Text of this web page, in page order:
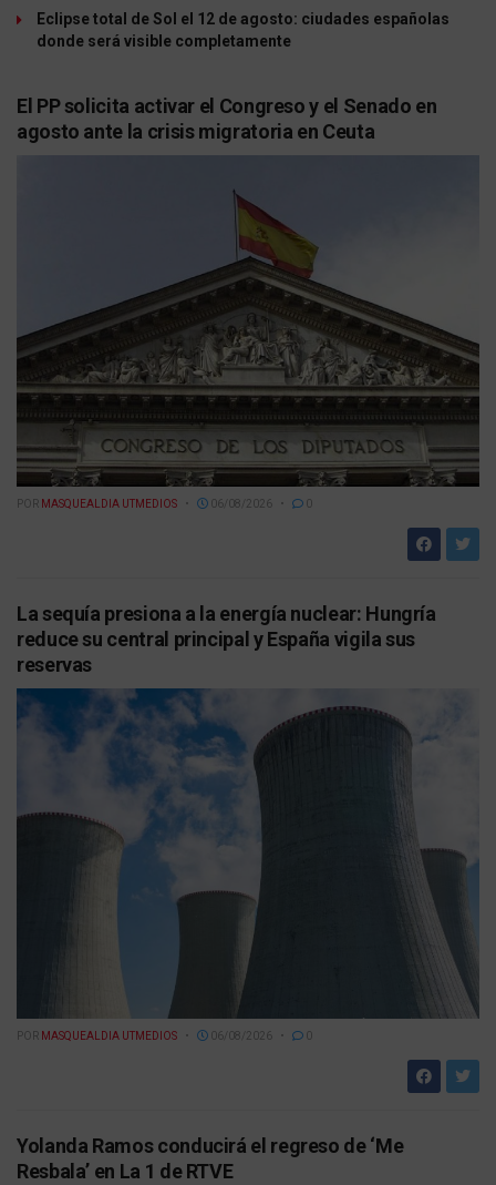
Eclipse total de Sol el 12 de agosto: ciudades españolas
donde será visible completamente
El PP solicita activar el Congreso y el Senado en
agosto ante la crisis migratoria en Ceuta
POR MASQUEALDIA UTMEDIOS 06/08/2026 0
La sequía presiona a la energía nuclear: Hungría
reduce su central principal y España vigila sus
reservas
POR MASQUEALDIA UTMEDIOS 06/08/2026 0
Yolanda Ramos conducirá el regreso de ‘Me
Resbala’ en La 1 de RTVE